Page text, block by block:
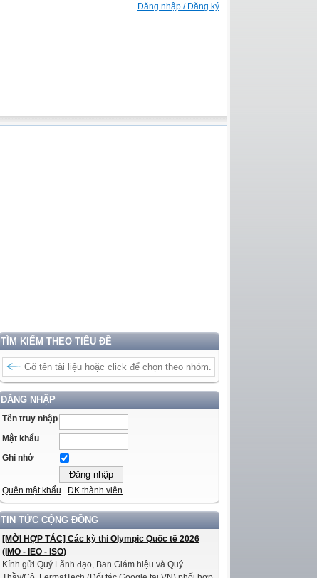
Đăng nhập / Đăng ký
TÌM KIẾM THEO TIÊU ĐỀ
ĐĂNG NHẬP
Tên truy nhập
Mật khẩu
Ghi nhớ
Quên mật khẩu ĐK thành viên
TIN TỨC CỘNG ĐỒNG
[MỜI HỢP TÁC] Các kỳ thi Olympic Quốc tế 2026
(IMO - IEO - ISO)
Kính gửi Quý Lãnh đạo, Ban Giám hiệu và Quý